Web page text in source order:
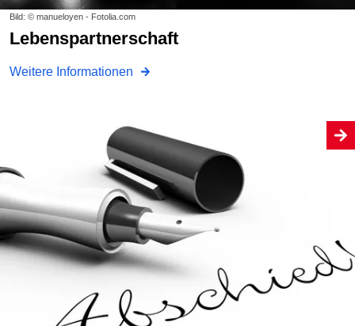
Bild: © manueloyen - Fotolia.com
Lebens­partnerschaft
Weitere Informationen